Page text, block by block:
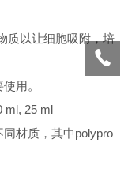
质以让细胞吸附，培
用。
ml, 25 ml
材质，其中polypro